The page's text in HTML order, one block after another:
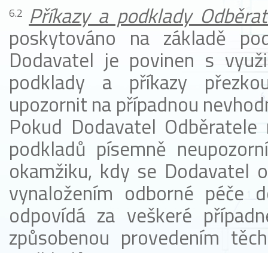
Příkazy a podklady
poskytováno na základě
Dodavatel je povinen s
podklady a příkazy
upozornit na případnou
Pokud Dodavatel
podkladů písemně
okamžiku, kdy se Dodavatel
vynaložením odborné péče
odpovídá za veškeré
způsobenou provedením